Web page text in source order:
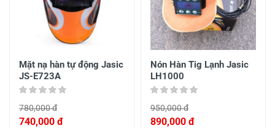
Mặt nạ hàn tự động Jasic
JS-E723A
780,000 đ
740,000 đ
Nón Hàn Tig Lạnh Jasic
LH1000
950,000 đ
890,000 đ